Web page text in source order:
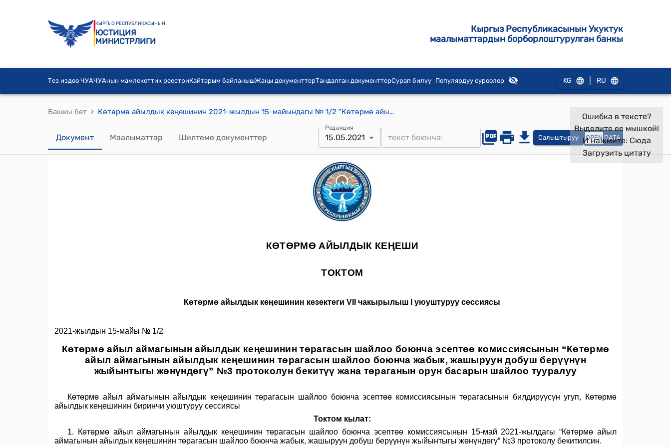
КЫРГЫЗ РЕСПУБЛИКАСЫНЫН
ЮСТИЦИЯ
МИНИСТРЛИГИ
Кыргыз Республикасынын Укуктук
маалыматтардын борборлоштурулган банкы
Тез издөө ЧУАЧУАнын мамлекеттик реестриКайтарым байланышЖаңы документтерТандалган документтерСурап билүү Популярдуу суроолор KG RU
Башкы бет › Көтөрмө айылдык кеңешинин 2021-жылдын 15-майындагы № 1/2 "Көтөрмө айыл аймагынын айылдык кеңешинин төрагасын шайлоо боюнча эсептөө комиссиясынын “Көтөрмө айыл аймагынын айылдык кеңешинин төрагасын шайлоо боюнча жабык, жашыруун добуш берүүнүн жыйынтыгы жөнүндөгү” №3 протоколун бекитүү жана төраганын орун басарын шайлоо тууралуу" токтому
Документ Маалыматтар Шилтеме документтер
Редакция
15.05.2021 Салыштыруу OPEN DATA
Ошибка в тексте?
Выделите ее мышкой!
И нажмите: Сюда
Загрузить цитату